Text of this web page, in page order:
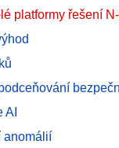
platformy řešení
AI
anomálií